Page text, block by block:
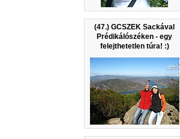
(47.) GCSZEK Sackával
Prédikálószéken - egy
felejthetetlen túra! :)